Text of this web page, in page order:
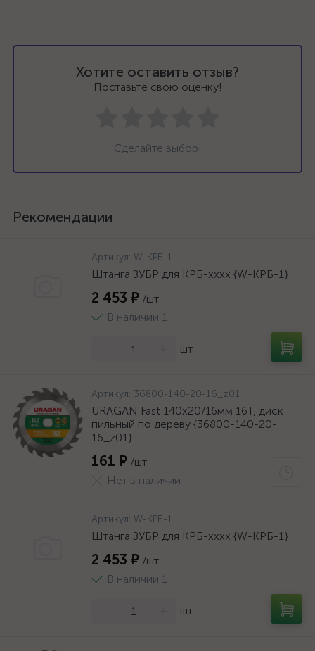
Хотите оставить отзыв?
Поставьте свою оценку!
Сделайте выбор!
Рекомендации
Артикул: W-КРБ-1
Штанга ЗУБР для КРБ-хххх {W-КРБ-1}
2 453 ₽ /шт
В наличии 1
шт
Артикул: 36800-140-20-16_z01
URAGAN Fast 140x20/16мм 16Т, диск
пильный по дереву {36800-140-20-
16_z01}
161 ₽ /шт
Нет в наличии
Артикул: W-КРБ-1
Штанга ЗУБР для КРБ-хххх {W-КРБ-1}
2 453 ₽ /шт
В наличии 1
шт